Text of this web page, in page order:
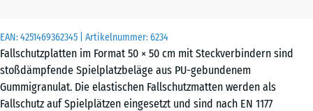
EAN:4251469362345 | Artikelnummer:6234
Fallschutzplatten im Format 50 × 50 cm mit Steckverbindern sind
stoßdämpfende Spielplatzbeläge aus PU-gebundenem
Gummigranulat. Die elastischen Fallschutzmatten werden als
Fallschutz auf Spielplätzen eingesetzt und sind nach EN 1177
x
50
x 8
cm